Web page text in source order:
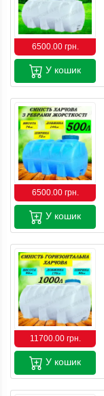
6500.00 грн.
У кошик
6500.00 грн.
У кошик
11700.00 грн.
У кошик